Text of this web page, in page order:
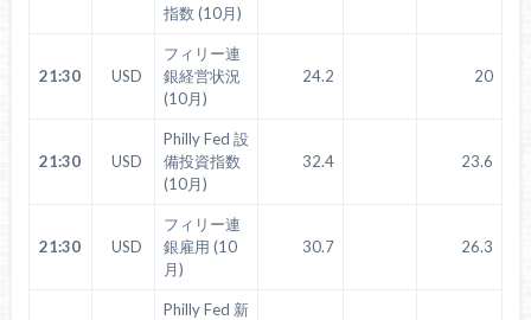
指数 (10月)
21:30 USD
フィリー連
銀経営状況
(10月)
24.2 20
21:30 USD
Philly Fed 設
備投資指数
(10月)
32.4 23.6
21:30 USD
フィリー連
銀雇用 (10
月)
30.7 26.3
Philly Fed 新